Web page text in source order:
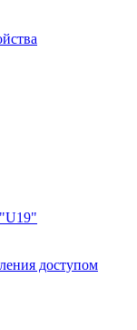
доступом